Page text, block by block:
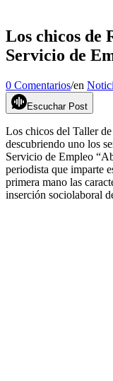
Los chicos de
Servicio de
0 Comentarios/en
Escuchar Post
Los chicos del Taller
descubriendo uno los
Servicio de Empleo
periodista que imparte
primera mano las
inserción sociolaboral